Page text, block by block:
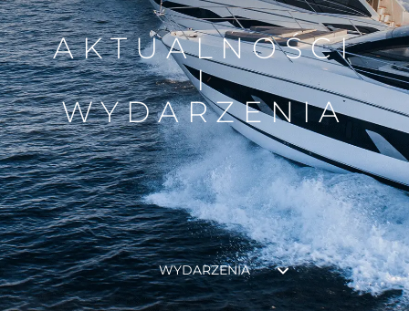
PRZEDSIĘBIORSTWO
ZESPÓŁ
TRADYCJA
WYCEŃ SWOJĄ ŁÓDŹ
AKTUALNOŚCI
I
WYDARZENIA
WYDARZENIA